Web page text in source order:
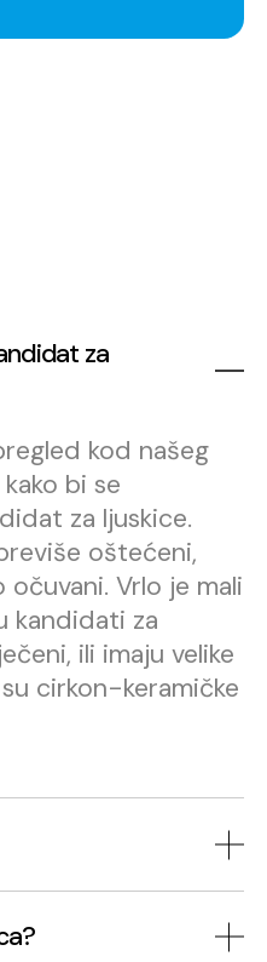
za
kod našeg
bi se
za ljuskice.
oštećeni,
Vrlo je mali
kandidati za
ili imaju velike
cirkon-keramičke
je održavati